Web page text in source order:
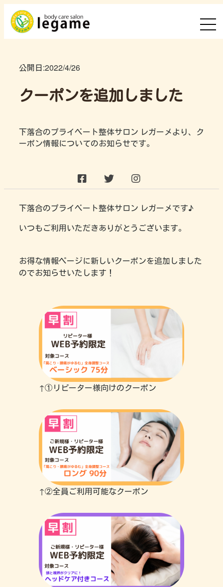
公開日:2022/4/26
クーポンを追加しました
下落合のプライベート整体サロン レガーメより、ク
ーポン情報についてのお知らせです。
下落合のプライベート整体サロン レガーメです♪
いつもご利用いただきありがとうございます。
お得な情報ページに新しいクーポンを追加しました
のでお知らせいたします！
↑①リピーター様向けのクーポン
↑②全員ご利用可能なクーポン